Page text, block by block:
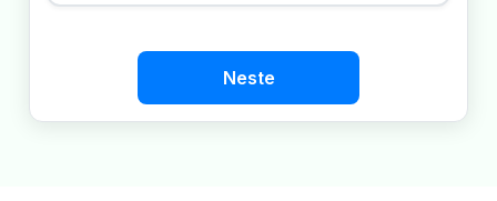
Neste